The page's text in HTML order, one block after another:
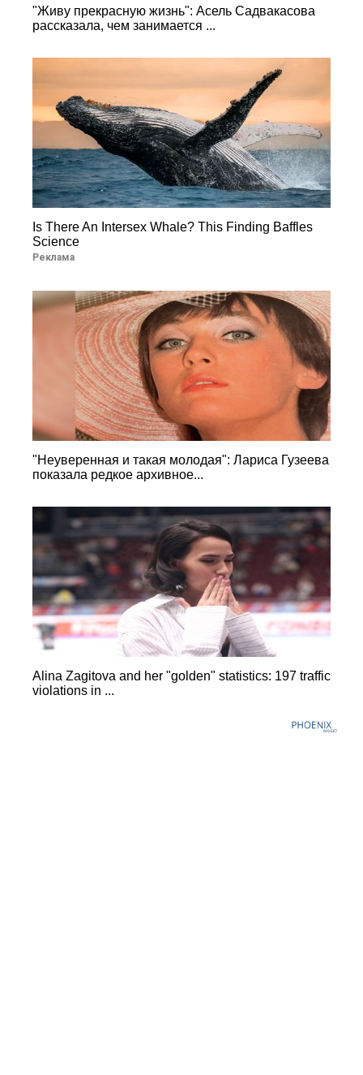
"Живу прекрасную жизнь": Асель Садвакасова
рассказала, чем занимается ...
Is There An Intersex Whale? This Finding Baffles
Science
Реклама
"Неуверенная и такая молодая": Лариса Гузеева
показала редкое архивное...
Alina Zagitova and her "golden" statistics: 197 traffic
violations in ...